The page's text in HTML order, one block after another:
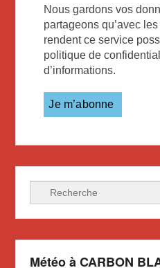
Nous gardons vos
partageons qu’avec
rendent ce service
politique de
d’informations.
Recherche
Météo à CARBON